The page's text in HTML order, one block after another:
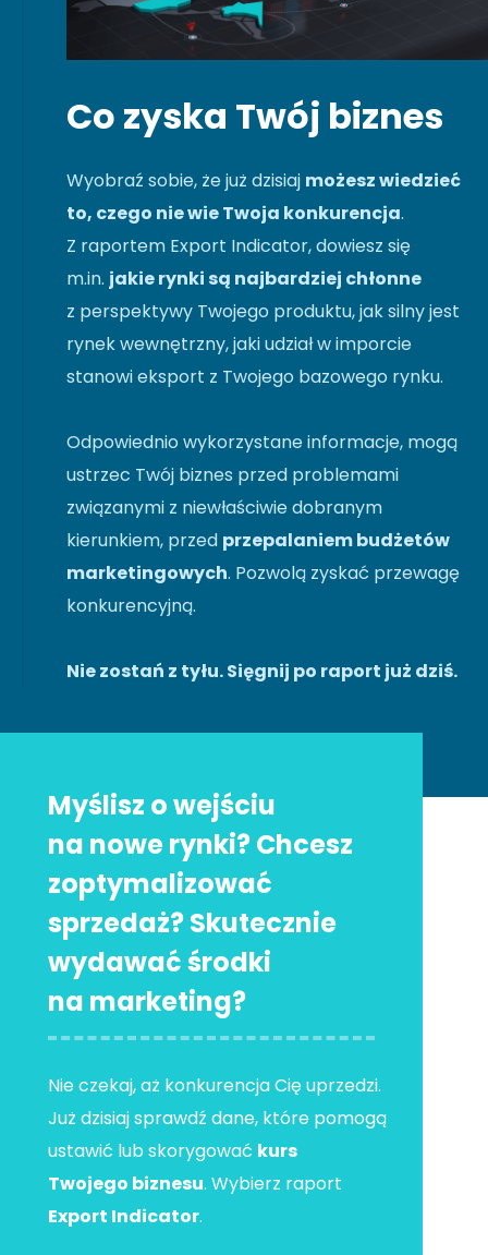
Co zyska Twój biznes
Wyobraź sobie, że już dzisiaj możesz wiedzieć
to, czego nie wie Twoja konkurencja.
Z raportem Export Indicator, dowiesz się
m.in. jakie rynki są najbardziej chłonne
z perspektywy Twojego produktu, jak silny jest
rynek wewnętrzny, jaki udział w imporcie
stanowi eksport z Twojego bazowego rynku.
Odpowiednio wykorzystane informacje, mogą
ustrzec Twój biznes przed problemami
związanymi z niewłaściwie dobranym
kierunkiem, przed przepalaniem budżetów
marketingowych. Pozwolą zyskać przewagę
konkurencyjną.
Nie zostań z tyłu. Sięgnij po raport już dziś.
Myślisz o wejściu
na nowe rynki? Chcesz
zoptymalizować
sprzedaż? Skutecznie
wydawać środki
na marketing?
Nie czekaj, aż konkurencja Cię uprzedzi.
Już dzisiaj sprawdź dane, które pomogą
ustawić lub skorygować kurs
Twojego biznesu. Wybierz raport
Export Indicator.